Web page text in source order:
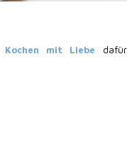
Kochen mit Liebe dafür